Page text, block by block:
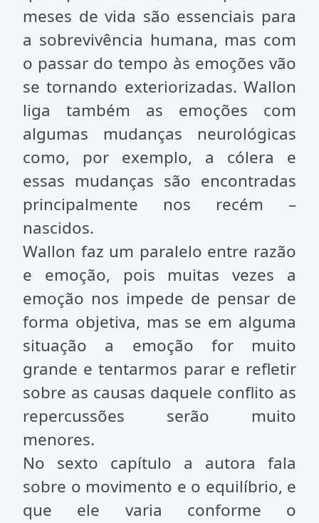
meses de vida são essenciais para
a sobrevivência humana, mas com
o passar do tempo às emoções vão
se tornando exteriorizadas. Wallon
liga também as emoções com
algumas mudanças neurológicas
como, por exemplo, a cólera e
essas mudanças são encontradas
principalmente nos recém –
nascidos.
Wallon faz um paralelo entre razão
e emoção, pois muitas vezes a
emoção nos impede de pensar de
forma objetiva, mas se em alguma
situação a emoção for muito
grande e tentarmos parar e refletir
sobre as causas daquele conflito as
repercussões serão muito
menores.
No sexto capítulo a autora fala
sobre o movimento e o equilíbrio, e
que ele varia conforme o